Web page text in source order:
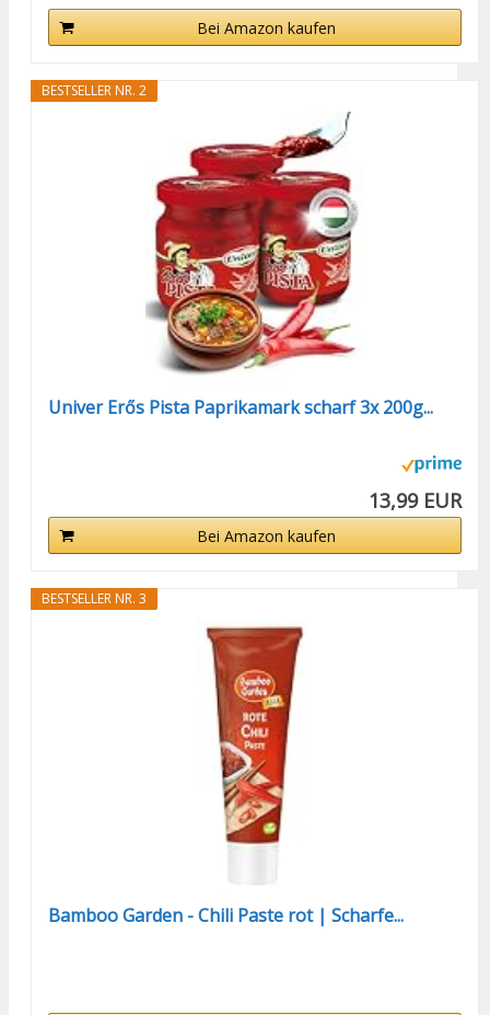
Bei Amazon kaufen
BESTSELLER NR. 2
Univer Erős Pista Paprikamark scharf 3x 200g...
13,99 EUR
Bei Amazon kaufen
BESTSELLER NR. 3
Bamboo Garden - Chili Paste rot | Scharfe...